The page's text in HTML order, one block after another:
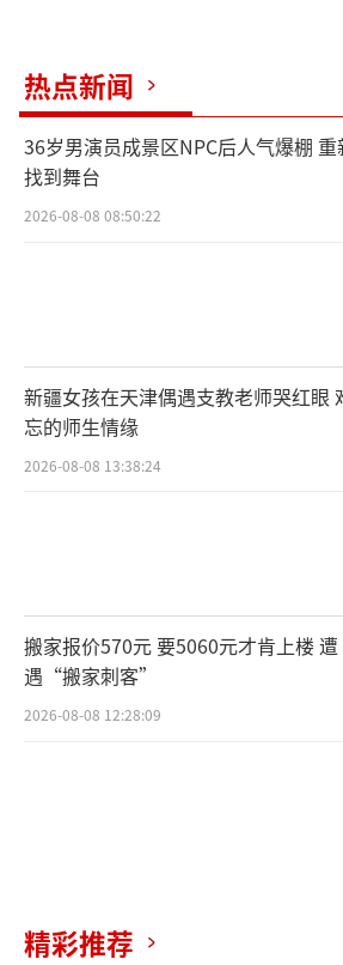
热点新闻
36岁男演员成景区NPC后人气爆棚 重
找到舞台
2026-08-08 08:50:22
新疆女孩在天津偶遇支教老师哭红眼
忘的师生情缘
2026-08-08 13:38:24
搬家报价570元 要5060元才肯上楼 遭
遇“搬家刺客”
2026-08-08 12:28:09
精彩推荐